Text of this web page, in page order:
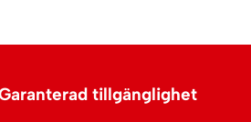
tillgänglighet